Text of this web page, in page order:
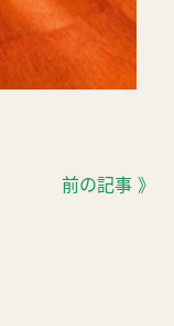
前の記事 》